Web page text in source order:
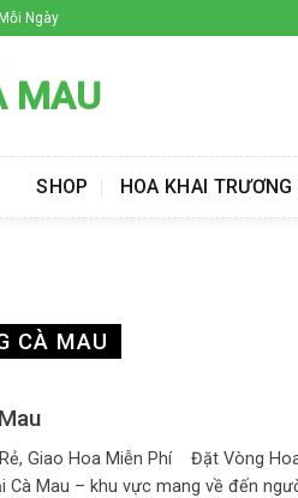
Ngày
MAU
SHOP HOA KHAI TRƯƠNG
CÀ MAU
Giao Hoa Miễn Phí Đặt Vòng
Mau – khu vực mang về đến